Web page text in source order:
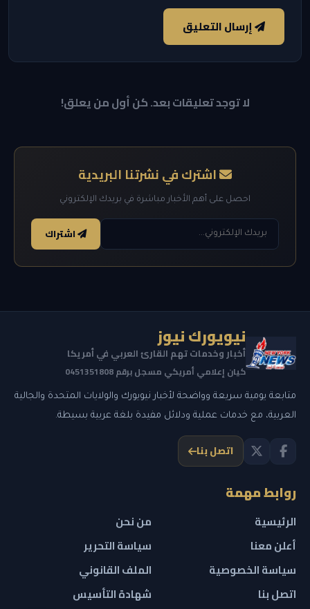
إرسال التعليق
لا توجد تعليقات بعد. كن أول من يعلق!
اشترك في نشرتنا البريدية
احصل على أهم الأخبار مباشرة في بريدك الإلكتروني
اشتراك
نيويورك نيوز
أخبار وخدمات تهم القارئ العربي في أمريكا
كيان إعلامي أمريكي مسجل برقم 0451351808
متابعة يومية سريعة وواضحة لأخبار نيويورك والولايات المتحدة والجالية
العربية، مع خدمات عملية ودلائل مفيدة بلغة عربية بسيطة.
اتصل بنا
روابط مهمة
الرئيسية
من نحن
أعلن معنا
سياسة التحرير
سياسة الخصوصية
الملف القانوني
اتصل بنا
شهادة التأسيس